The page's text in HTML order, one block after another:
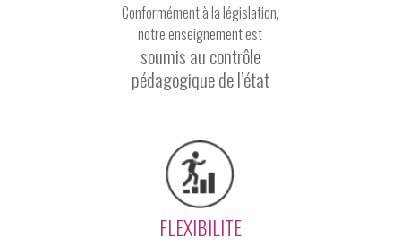
Conformément à la législation,
notre enseignement est
soumis au contrôle
pédagogique de l’état
FLEXIBILITE